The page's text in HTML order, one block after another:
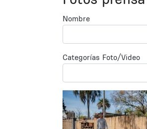
Nombre
Categorías Foto/Video